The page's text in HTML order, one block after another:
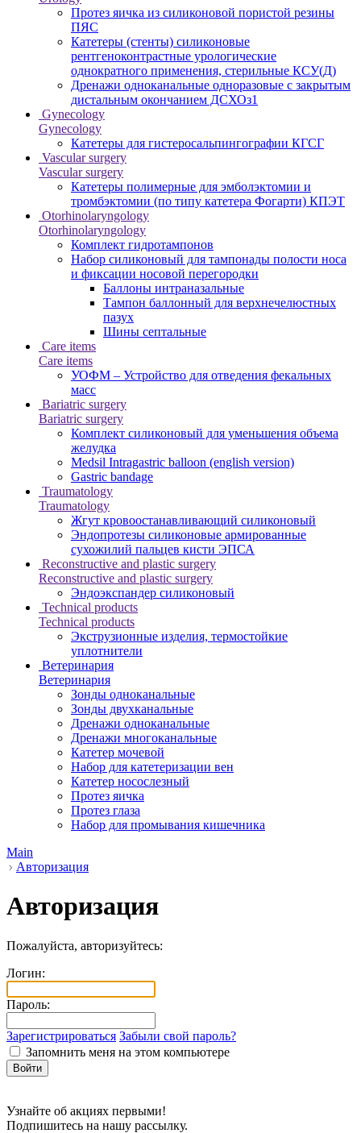
Протез яичка из силиконовой пористой резины
ПЯС
Катетеры (стенты) силиконовые
рентгеноконтрастные урологические
однократного применения, стерильные КСУ(Д)
Дренажи одноканальные одноразовые с закрытым
дистальным окончанием ДСХОз1
Gynecology
Gynecology
Катетеры для гистеросальпингографии КГСГ
Vascular surgery
Vascular surgery
Катетеры полимерные для эмболэктомии и
тромбэктомии (по типу катетера Фогарти) КПЭТ
Otorhinolaryngology
Otorhinolaryngology
Комплект гидротампонов
Набор силиконовый для тампонады полости носа
и фиксации носовой перегородки
Баллоны интраназальные
Тампон баллонный для верхнечелюстных
пазух
Шины септальные
Care items
Care items
УОФМ – Устройство для отведения фекальных
масс
Bariatric surgery
Bariatric surgery
Комплект силиконовый для уменьшения объема
желудка
Medsil Intragastric balloon (english version)
Gastric bandage
Traumatology
Traumatology
Жгут кровоостанавливающий силиконовый
Эндопротезы силиконовые армированные
сухожилий пальцев кисти ЭПСА
Reconstructive and plastic surgery
Reconstructive and plastic surgery
Эндоэкспандер силиконовый
Technical products
Technical products
Экструзионные изделия, термостойкие
уплотнители
Ветеринария
Ветеринария
Зонды одноканальные
Зонды двухканальные
Дренажи одноканальные
Дренажи многоканальные
Катетер мочевой
Набор для катетеризации вен
Катетер носослезный
Протез яичка
Протез глаза
Набор для промывания кишечника
Main
Авторизация
Авторизация
Пожалуйста, авторизуйтесь:
Логин:
Пароль:
Зарегистрироваться Забыли свой пароль?
Запомнить меня на этом компьютере
Узнайте об акциях первыми!
Подпишитесь на нашу рассылку.